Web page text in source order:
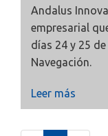
Andalus
empresarial
días 24 y 25
Navegación.
Leer más